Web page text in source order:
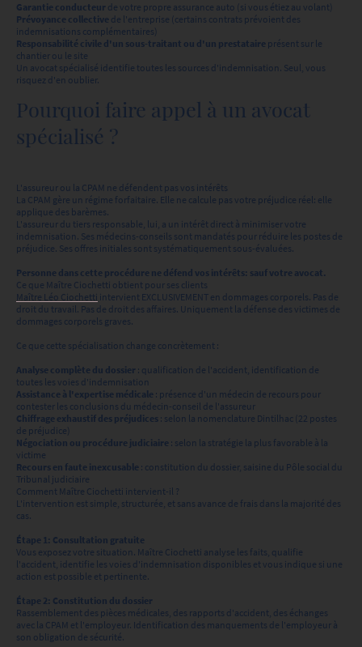
Garantie conducteur de votre propre assurance auto (si vous étiez au volant)
Prévoyance collective de l'entreprise (certains contrats prévoient des
indemnisations complémentaires)
Responsabilité civile d'un sous-traitant ou d'un prestataire présent sur le
chantier ou le site
Un avocat spécialisé identifie toutes les sources d'indemnisation. Seul, vous
risquez d'en oublier.
Pourquoi faire appel à un avocat
spécialisé ?
L'assureur ou la CPAM ne défendent pas vos intérêts
La CPAM gère un régime forfaitaire. Elle ne calcule pas votre préjudice réel: elle
applique des barèmes.
L'assureur du tiers responsable, lui, a un intérêt direct à minimiser votre
indemnisation. Ses médecins-conseils sont mandatés pour réduire les postes de
préjudice. Ses offres initiales sont systématiquement sous-évaluées.
Personne dans cette procédure ne défend vos intérêts: sauf votre avocat.
Ce que Maître Ciochetti obtient pour ses clients
Maître Léo Ciochetti intervient EXCLUSIVEMENT en dommages corporels. Pas de
droit du travail. Pas de droit des affaires. Uniquement la défense des victimes de
dommages corporels graves.
Ce que cette spécialisation change concrètement :
Analyse complète du dossier : qualification de l'accident, identification de
toutes les voies d'indemnisation
Assistance à l'expertise médicale : présence d'un médecin de recours pour
contester les conclusions du médecin-conseil de l'assureur
Chiffrage exhaustif des préjudices : selon la nomenclature Dintilhac (22 postes
de préjudice)
Négociation ou procédure judiciaire : selon la stratégie la plus favorable à la
victime
Recours en faute inexcusable : constitution du dossier, saisine du Pôle social du
Tribunal judiciaire
Comment Maître Ciochetti intervient-il ?
L'intervention est simple, structurée, et sans avance de frais dans la majorité des
cas.
Étape 1: Consultation gratuite
Vous exposez votre situation. Maître Ciochetti analyse les faits, qualifie
l'accident, identifie les voies d'indemnisation disponibles et vous indique si une
action est possible et pertinente.
Étape 2: Constitution du dossier
Rassemblement des pièces médicales, des rapports d'accident, des échanges
avec la CPAM et l'employeur. Identification des manquements de l'employeur à
son obligation de sécurité.